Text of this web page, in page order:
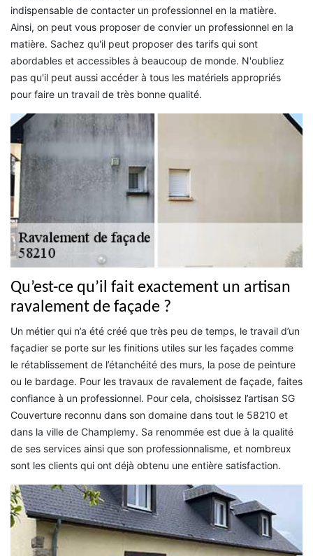
indispensable de contacter un professionnel en la matière.
Ainsi, on peut vous proposer de convier un professionnel en la
matière. Sachez qu'il peut proposer des tarifs qui sont
abordables et accessibles à beaucoup de monde. N'oubliez
pas qu'il peut aussi accéder à tous les matériels appropriés
pour faire un travail de très bonne qualité.
Qu’est-ce qu’il fait exactement un artisan
ravalement de façade ?
Un métier qui n’a été créé que très peu de temps, le travail d’un
façadier se porte sur les finitions utiles sur les façades comme
le rétablissement de l’étanchéité des murs, la pose de peinture
ou le bardage. Pour les travaux de ravalement de façade, faites
confiance à un professionnel. Pour cela, choisissez l’artisan SG
Couverture reconnu dans son domaine dans tout le 58210 et
dans la ville de Champlemy. Sa renommée est due à la qualité
de ses services ainsi que son professionnalisme, et nombreux
sont les clients qui ont déjà obtenu une entière satisfaction.